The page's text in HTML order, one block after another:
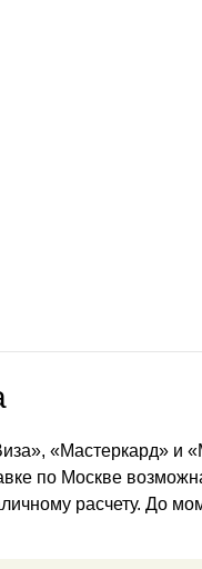
«Мастеркард» и
по Москве
расчету. До